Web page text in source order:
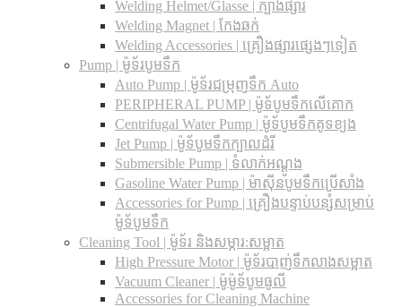
Welding Helmet/Glasse | ក្បាំងផ្សារ
Welding Magnet | កែងឆក់
Welding Accessories | គ្រឿងផ្សារផ្សេងៗទៀត
Pump | ម៉ូទ័របូមទឹក
Auto Pump | ម៉ូទ័រជម្រុញទឹក Auto
PERIPHERAL PUMP | ម៉ូទ័បូមទឹកលើគោក
Centrifugal Water Pump | ម៉ូទ័បូមទឹកគូទខ្យង
Jet Pump | ម៉ូទ័បូមទឹកក្បាលដំរី
Submersible Pump | ទំលាក់អណ្តូង
Gasoline Water Pump | ម៉ាស៊ីនបូមទឹកប្រើសាំង
Accessories for Pump | គ្រឿងបន្ទាប់បន្សំសម្រាប់
ម៉ូទ័បូមទឹក
Cleaning Tool | ម៉ូទ័រ និងសម្ភារ:សម្អាត
High Pressure Motor | ម៉ូទ័របាញ់ទឹកលាងសម្អាត
Vacuum Cleaner | ម៉ូម៉ូទ័បូមធូលី
Accessories for Cleaning Machine